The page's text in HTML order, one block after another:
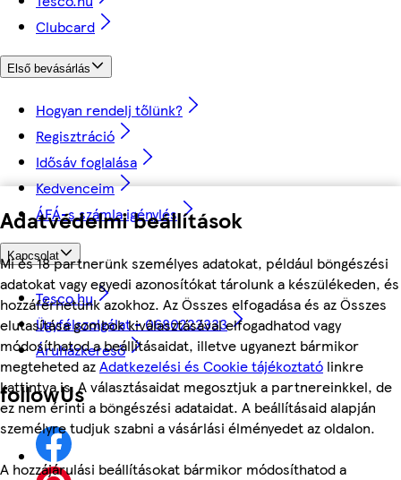
Adatvédelmi beállítások
Mi és 18 partnerünk személyes adatokat, például böngészési
adatokat vagy egyedi azonosítókat tárolunk a készülékeden, és
hozzáférhetünk azokhoz. Az Összes elfogadása és az Összes
elutasítása gombok kiválasztásával elfogadhatod vagy
módosíthatod a beállításaidat, illetve ugyanezt bármikor
megteheted azAdatkezelési és Cookie tájékoztató linkre
kattintva is. A választásaidat megosztjuk a partnereinkkel, de
ez nem érinti a böngészési adataidat. A beállításaid alapján
személyre tudjuk szabni a vásárlási élményedet az oldalon.
A hozzájárulási beállításokat bármikor módosíthatod a
Clubcard
Első bevásárlás
Hogyan rendelj tőlünk?
Regisztráció
Idősáv foglalása
Kedvenceim
ÁFÁ-s számla igénylés
Kapcsolat
Tesco.hu
Ügyfélszolgálat - 0680222333
Áruházkereső
followUs